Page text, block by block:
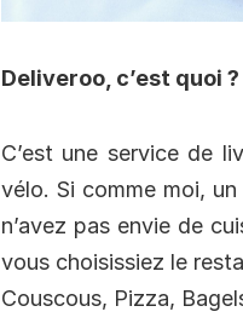
Deliveroo, c’est quoi ?
C’est une service de
vélo. Si comme moi,
n’avez pas envie de
vous choisissiez le
Couscous, Pizza,